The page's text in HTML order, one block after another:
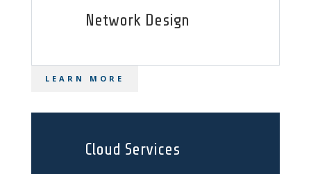
Network Design
LEARN MORE
Cloud Services